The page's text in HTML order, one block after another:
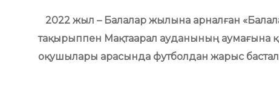
2022 жыл – Балалар жылына арналған
тақырыппен Мақтаарал ауданының аумағына
оқушылары арасында футболдан жарыс